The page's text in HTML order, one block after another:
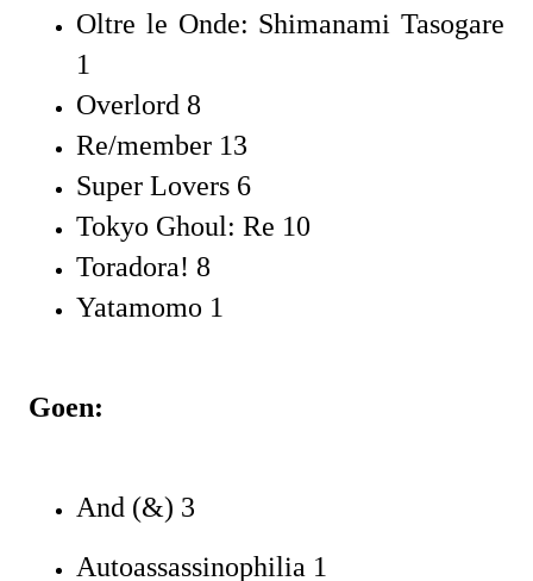
Oltre le Onde: Shimanami Tasogare
1
Overlord 8
Re/member 13
Super Lovers 6
Tokyo Ghoul: Re 10
Toradora! 8
Yatamomo 1
Goen:
And (&) 3
Autoassassinophilia 1